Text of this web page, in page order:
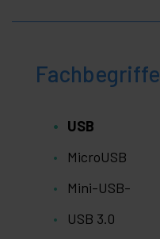
Fachbegriffe
USB
MicroUSB
Mini-USB-
USB 3.0